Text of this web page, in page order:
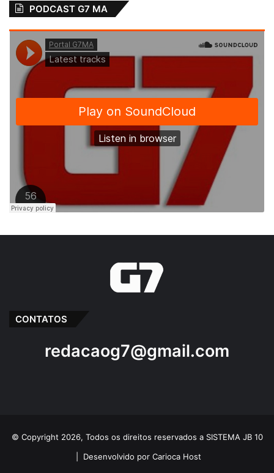
PODCAST G7 MA
CONTATOS
redacaog7@gmail.com
© Copyright 2026, Todos os direitos reservados a SISTEMA JB 10
Desenvolvido por Carioca Host